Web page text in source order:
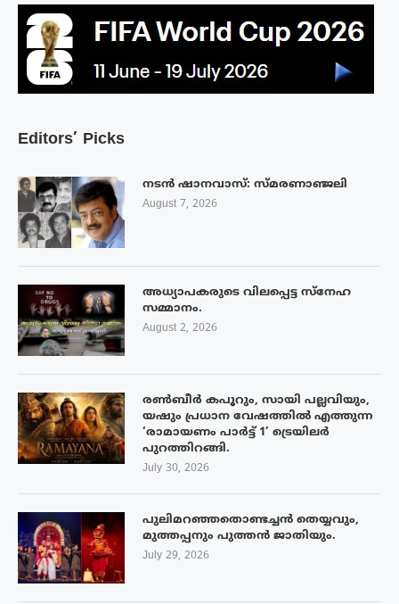
Editors’ Picks
നടൻ ഷാനവാസ്: സ്മരണാഞ്ജലി
August 7, 2026
അധ്യാപകരുടെ വിലപ്പെട്ട സ്നേഹ
സമ്മാനം.
August 2, 2026
രൺബീർ കപൂറും, സായി പല്ലവിയും,
യഷും പ്രധാന വേഷത്തിൽ എത്തുന്ന
‘രാമായണം പാർട്ട് 1’ ട്രെയിലർ
പുറത്തിറങ്ങി.
July 30, 2026
പുലിമറഞ്ഞതൊണ്ടച്ചൻ തെയ്യവും,
മുത്തപ്പനും പുത്തൻ ജാതിയും.
July 29, 2026